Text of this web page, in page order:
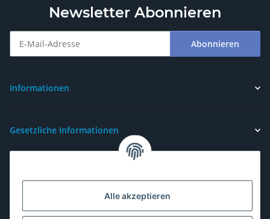
Alle akzeptieren
Newsletter Abonnieren
Abonnieren
Informationen
Gesetzliche Informationen